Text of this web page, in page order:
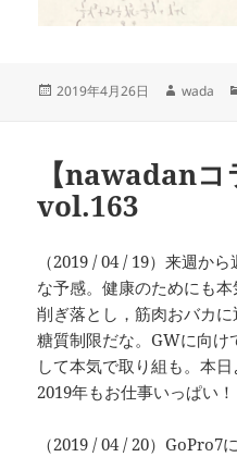
投
2019年4月26日
作
wada
【nawadanコ
vol.163
（2019 / 04 / 19）来週か
な予感。健康のためにも
削ぎ落とし，筋肉おバカ
糖質制限だな。GWに向
して本気で取り組も。本
2019年もお仕事いっぱい！
（2019 / 04 / 20）GoPro7